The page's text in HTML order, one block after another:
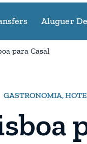
Aluguer
para Casal
GASTRONOMIA,